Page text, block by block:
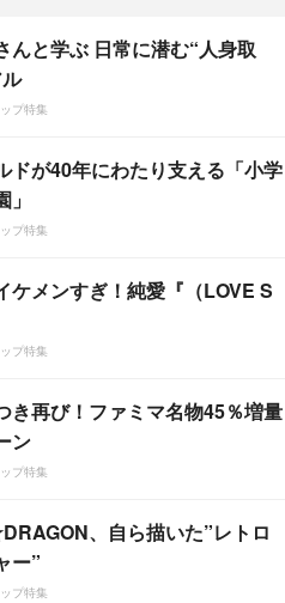
んと学ぶ 日常に潜む“人身取
プ特集
ドが40年にわたり支える「小学
プ特集
ケメンすぎ！純愛『（LOVE S
プ特集
き再び！ファミマ名物45％増量
ン
プ特集
、自ら描いた”レトロ
ー”
プ特集